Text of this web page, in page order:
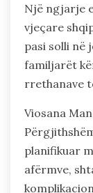
Një ngjarje
vjeçare
pasi solli në
familjarët
rrethanave
Viosana
planifikuar
afërmve,